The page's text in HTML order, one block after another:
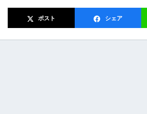
ポスト シェア